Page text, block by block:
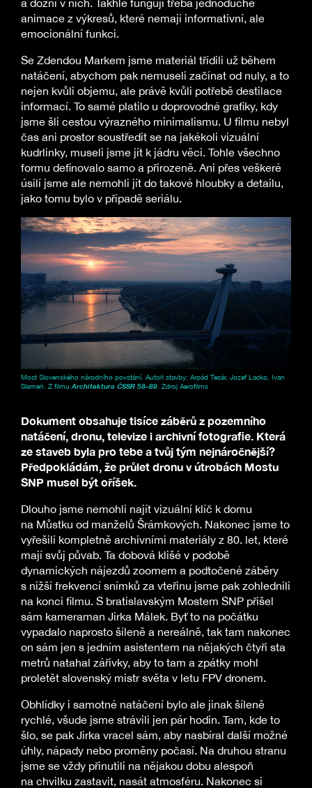
a dozní v nich. Takhle fungují třeba jednoduché
animace z výkresů, které nemají informativní, ale
emocionální funkci.
Se Zdendou Markem jsme materiál třídili už během
natáčení, abychom pak nemuseli začínat od nuly, a to
nejen kvůli objemu, ale právě kvůli potřebě destilace
informací. To samé platilo u doprovodné grafiky, kdy
jsme šli cestou výrazného minimalismu. U filmu nebyl
čas ani prostor soustředit se na jakékoli vizuální
kudrlinky, museli jsme jít k jádru věci. Tohle všechno
formu definovalo samo a přirozeně. Ani přes veškeré
úsilí jsme ale nemohli jít do takové hloubky a detailu,
jako tomu bylo v případě seriálu.
Most Slovenského národního povstání. Autoři stavby: Arpád Tesár, Jozef Lacko, Ivan
Slameň. Z filmu Architektura ČSSR 58–89 . Zdroj Aerofilms
Dokument obsahuje tisíce záběrů z pozemního
natáčení, dronu, televize i archivní fotografie. Která
ze staveb byla pro tebe a tvůj tým nejnáročnější?
Předpokládám, že průlet dronu v útrobách Mostu
SNP musel být oříšek.
Dlouho jsme nemohli najít vizuální klíč k domu
na Můstku od manželů Šrámkových. Nakonec jsme to
vyřešili kompletně archivními materiály z 80. let, které
mají svůj půvab. Ta dobová klišé v podobě
dynamických nájezdů zoomem a podtočené záběry
s nižší frekvencí snímků za vteřinu jsme pak zohlednili
na konci filmu. S bratislavským Mostem SNP přišel
sám kameraman Jirka Málek. Byť to na počátku
vypadalo naprosto šíleně a nereálně, tak tam nakonec
on sám jen s jedním asistentem na nějakých čtyři sta
metrů natahal zářivky, aby to tam a zpátky mohl
proletět slovenský mistr světa v letu FPV dronem.
Obhlídky i samotné natáčení bylo ale jinak šíleně
rychlé, všude jsme strávili jen pár hodin. Tam, kde to
šlo, se pak Jirka vracel sám, aby nasbíral další možné
úhly, nápady nebo proměny počasí. Na druhou stranu
jsme se vždy přinutili na nějakou dobu alespoň
na chvilku zastavit, nasát atmosféru. Nakonec si